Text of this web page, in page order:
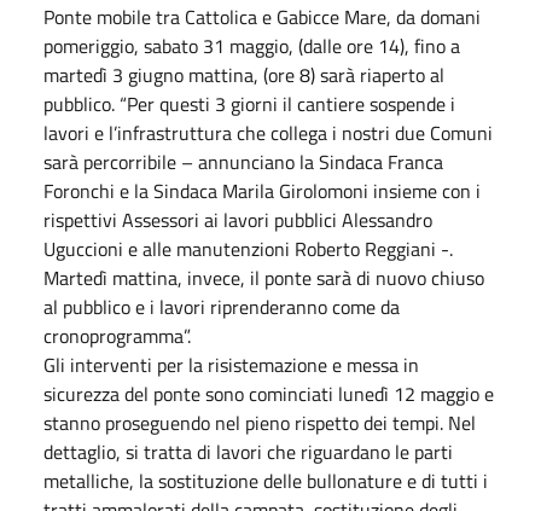
Ponte mobile tra Cattolica e Gabicce Mare, da domani
pomeriggio, sabato 31 maggio, (dalle ore 14), fino a
martedì 3 giugno mattina, (ore 8) sarà riaperto al
pubblico. “Per questi 3 giorni il cantiere sospende i
lavori e l’infrastruttura che collega i nostri due Comuni
sarà percorribile – annunciano la Sindaca Franca
Foronchi e la Sindaca Marila Girolomoni insieme con i
rispettivi Assessori ai lavori pubblici Alessandro
Uguccioni e alle manutenzioni Roberto Reggiani -.
Martedì mattina, invece, il ponte sarà di nuovo chiuso
al pubblico e i lavori riprenderanno come da
cronoprogramma”.
Gli interventi per la risistemazione e messa in
sicurezza del ponte sono cominciati lunedì 12 maggio e
stanno proseguendo nel pieno rispetto dei tempi. Nel
dettaglio, si tratta di lavori che riguardano le parti
metalliche, la sostituzione delle bullonature e di tutti i